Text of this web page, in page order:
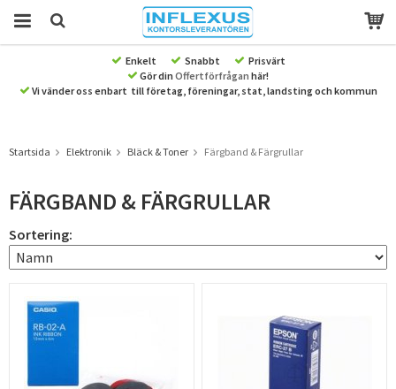
Produkten har blivit tillagd i varukorgen
Enkelt Snabbt
Prisvärt
Gör din Offertförfrågan här!
Vi vänder oss enbart till företag, föreningar, stat, landsting och kommun
Startsida Elektronik Bläck & Toner Färgband & Färgrullar
FÄRGBAND & FÄRGRULLAR
Sortering: